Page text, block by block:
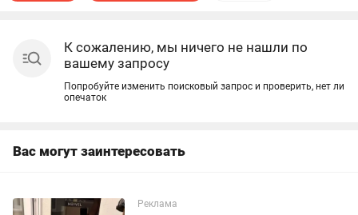
К сожалению, мы ничего не нашли по
вашему запросу
Попробуйте изменить поисковый запрос и проверить, нет ли
опечаток
Вас могут заинтересовать
Реклама